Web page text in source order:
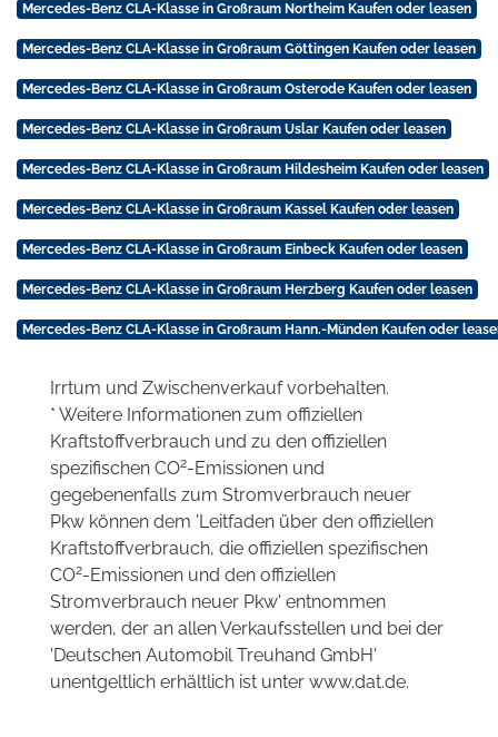
Mercedes-Benz CLA-Klasse in Großraum Northeim Kaufen oder leasen
Mercedes-Benz CLA-Klasse in Großraum Göttingen Kaufen oder leasen
Mercedes-Benz CLA-Klasse in Großraum Osterode Kaufen oder leasen
Mercedes-Benz CLA-Klasse in Großraum Uslar Kaufen oder leasen
Mercedes-Benz CLA-Klasse in Großraum Hildesheim Kaufen oder leasen
Mercedes-Benz CLA-Klasse in Großraum Kassel Kaufen oder leasen
Mercedes-Benz CLA-Klasse in Großraum Einbeck Kaufen oder leasen
Mercedes-Benz CLA-Klasse in Großraum Herzberg Kaufen oder leasen
Mercedes-Benz CLA-Klasse in Großraum Hann.-Münden Kaufen oder
Irrtum und Zwischenverkauf vorbehalten.
* Weitere Informationen zum offiziellen
Kraftstoffverbrauch und zu den offiziellen
spezifischen CO2-Emissionen und
gegebenenfalls zum Stromverbrauch neuer
Pkw können dem 'Leitfaden über den offiziellen
Kraftstoffverbrauch, die offiziellen spezifischen
CO2-Emissionen und den offiziellen
Stromverbrauch neuer Pkw' entnommen
werden, der an allen Verkaufsstellen und bei der
'Deutschen Automobil Treuhand GmbH'
unentgeltlich erhältlich ist unter www.dat.de.